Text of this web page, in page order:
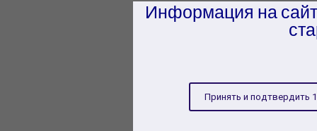
Информация на